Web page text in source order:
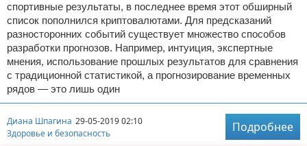
спортивные результаты, в последнее время этот обширный
список пополнился криптовалютами. Для предсказаний
разносторонних событий существует множество способов
разработки прогнозов. Например, интуиция, экспертные
мнения, использование прошлых результатов для сравнения
с традиционной статистикой, а прогнозирование временных
рядов — это лишь один
Диана Шпагина 29-05-2019 02:10
Здоровье и безопасность
Подробнее